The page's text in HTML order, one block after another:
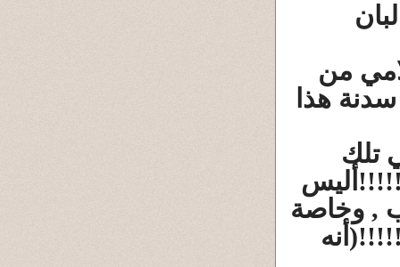
من
هذا
تلك
!!!!!أليس
, وخاصة